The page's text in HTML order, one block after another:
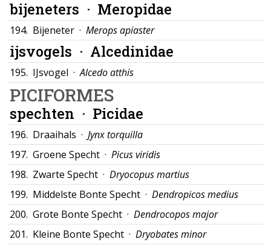
bijeneters · Meropidae
194. Bijeneter · Merops apiaster
ijsvogels · Alcedinidae
195. IJsvogel ·Alcedo atthis
PICIFORMES
spechten · Picidae
196. Draaihals · Jynx torquilla
197. Groene Specht · Picus viridis
198. Zwarte Specht · Dryocopus martius
199. Middelste Bonte Specht · Dendropicos medius
200. Grote Bonte Specht · Dendrocopos major
201. Kleine Bonte Specht · Dryobates minor